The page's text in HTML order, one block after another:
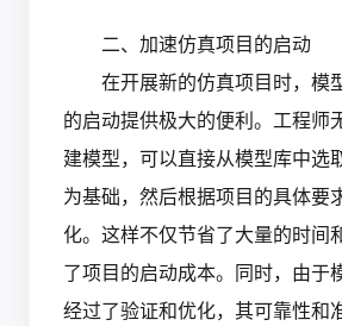
二、加速仿真项目的启动
在开展新的仿真项目时，模
的启动提供极大的便利。工程师
建模型，可以直接从模型库中选
为基础，然后根据项目的具体要
化。这样不仅节省了大量的时间
了项目的启动成本。同时，由于
经过了验证和优化，其可靠性和